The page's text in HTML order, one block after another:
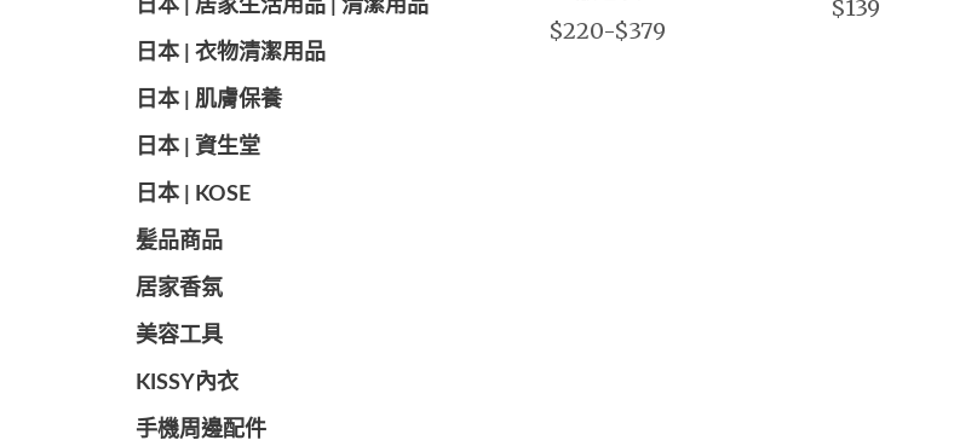
日本 | 居家生活用品 | 清潔用品
日本 | 衣物清潔用品
日本 | 肌膚保養
日本 | 資生堂
日本 | KOSE
髪品商品
居家香氛
美容工具
KISSY內衣
手機周邊配件
$220-$379
$139